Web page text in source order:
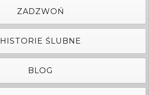
ZADZWOŃ
HISTORIE ŚLUBNE
BLOG